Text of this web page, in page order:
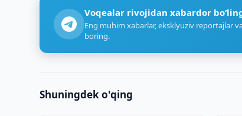
Voqealar rivojidan xabardor
Eng muhim xabarlar, eksklyuziv reportajlar
boring.
Shuningdek o'qing